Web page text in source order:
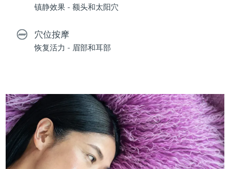
镇静效果 - 额头和太阳穴
穴位按摩
恢复活力 - 眉部和耳部